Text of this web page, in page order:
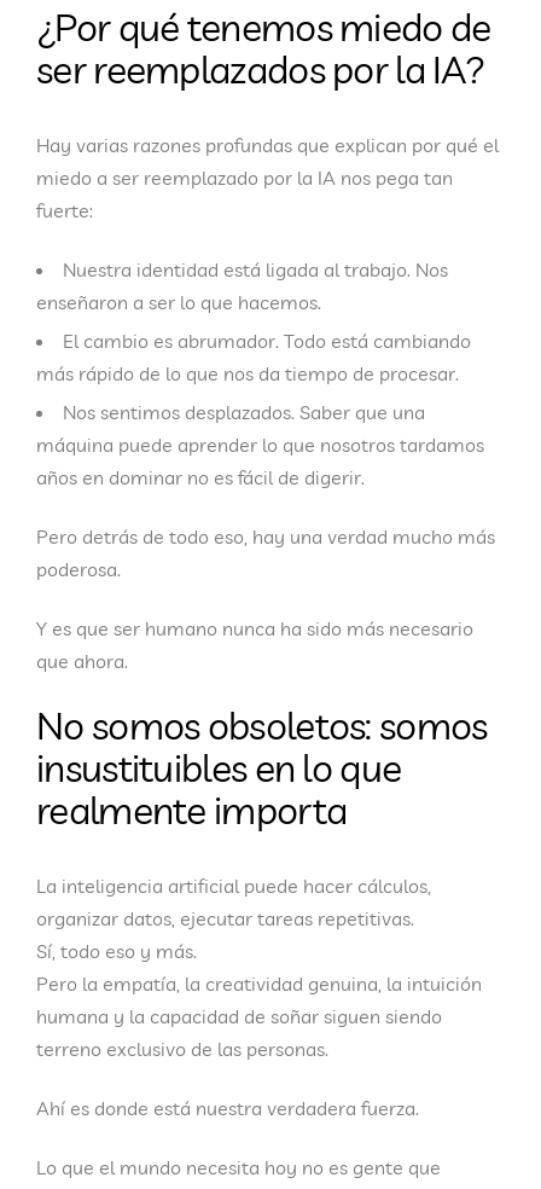
¿Por qué tenemos miedo de
ser reemplazados por la IA?
Hay varias razones profundas que explican por qué el
miedo a ser reemplazado por la IA nos pega tan
fuerte:
Nuestra identidad está ligada al trabajo. Nos
enseñaron a ser lo que hacemos.
El cambio es abrumador. Todo está cambiando
más rápido de lo que nos da tiempo de procesar.
Nos sentimos desplazados. Saber que una
máquina puede aprender lo que nosotros tardamos
años en dominar no es fácil de digerir.
Pero detrás de todo eso, hay una verdad mucho más
poderosa.
Y es que ser humano nunca ha sido más necesario
que ahora.
No somos obsoletos: somos
insustituibles en lo que
realmente importa
La inteligencia artificial puede hacer cálculos,
organizar datos, ejecutar tareas repetitivas.
Sí, todo eso y más.
Pero la empatía , la creatividad genuina , la intuición
humana y la capacidad de soñar siguen siendo
terreno exclusivo de las personas.
Ahí es donde está nuestra verdadera fuerza.
Lo que el mundo necesita hoy no es gente que